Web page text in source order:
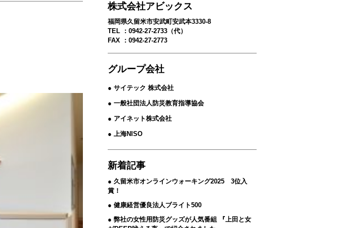
株式会社アビックス
福岡県久留米市安武町安武本3330-8
TEL ：0942-27-2733（代）
FAX ：0942-27-2773
グループ会社
● サイテック 株式会社
● 一般社団法人防災教育指導協会
● アイネット株式会社
● 上海NISO
新着記事
久留米市オンラインウォーキング2025 3位入
賞！
健康経営優良法人ブライト500
弊社の女性用防災グッズが人気番組 『上田と女